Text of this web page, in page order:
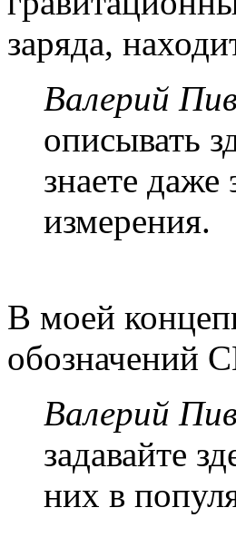
заряда,
Валерий
описывать
знаете даже
измерения.
В моей
обозначений
Валерий
задавайте
них в